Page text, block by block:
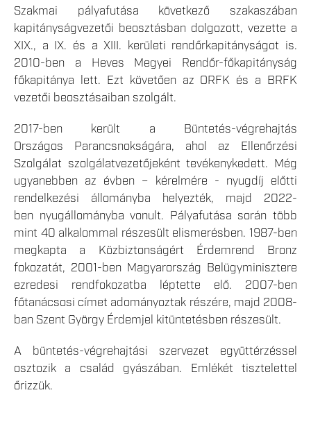
Szakmai pályafutása következő szakaszában
kapitányságvezetői beosztásban dolgozott, vezette a
XIX., a IX. és a XIII. kerületi rendőrkapitányságot is.
2010-ben a Heves Megyei Rendőr-főkapitányság
főkapitánya lett. Ezt követően az ORFK és a BRFK
vezetői beosztásaiban szolgált.
2017-ben került a Büntetés-végrehajtás
Országos Parancsnokságára, ahol az Ellenőrzési
Szolgálat szolgálatvezetőjeként tevékenykedett. Még
ugyanebben az évben – kérelmére - nyugdíj előtti
rendelkezési állományba helyezték, majd 2022-
ben nyugállományba vonult. Pályafutása során több
mint 40 alkalommal részesült elismerésben. 1987-ben
megkapta a Közbiztonságért Érdemrend Bronz
fokozatát, 2001-ben Magyarország Belügyminisztere
ezredesi rendfokozatba léptette elő. 2007-ben
főtanácsosi címet adományoztak részére, majd 2008-
ban Szent György Érdemjel kitüntetésben részesült.
A büntetés-végrehajtási szervezet együttérzéssel
osztozik a család gyászában. Emlékét tisztelettel
őrizzük.